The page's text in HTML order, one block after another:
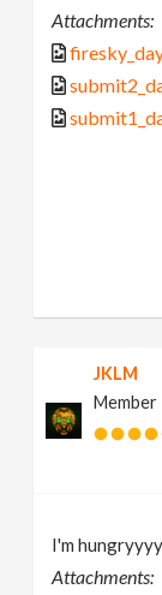
Attachments:
JKLM
Member
I'm hungryyyy
Attachments: